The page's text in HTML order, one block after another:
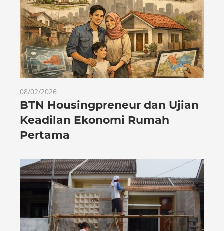
08/02/2026
BTN Housingpreneur dan Ujian
Keadilan Ekonomi Rumah
Pertama